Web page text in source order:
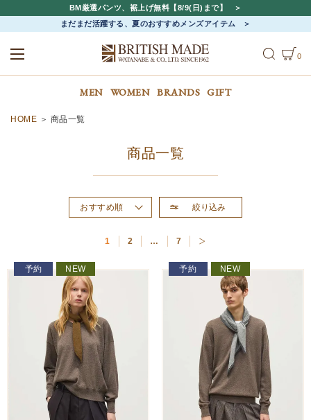
BM厳選パンツ、裾上げ無料【8/9(日)まで】
まだまだ活躍する、夏のおすすめメンズアイテム
0
MEN WOMEN BRANDS GIFT
HOME 商品一覧
商品一覧
絞り込み
おすすめ順
価格が高い順
価格が安い順
1 2 … 7
予約 NEW 予約 NEW